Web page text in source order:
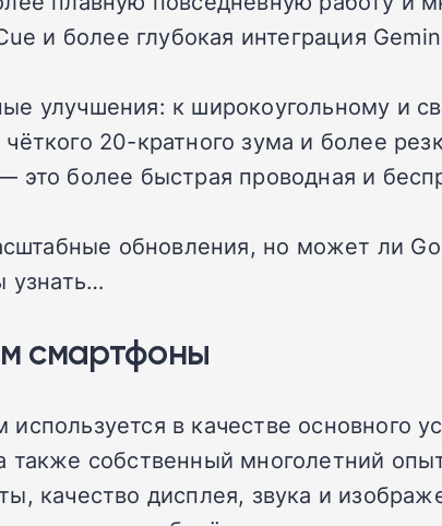
и более глубокая интеграция
улучшения: к широкоугольному и
20-кратного зума и более
более быстрая проводная и
обновления, но может ли
узнать…
смартфоны
в качестве основного
также собственный многолетний
качество дисплея, звука и